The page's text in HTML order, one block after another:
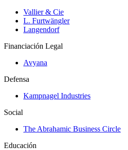
Vallier & Cie
L. Furtwängler
Langendorf
Financiación Legal
Avyana
Defensa
Kampnagel Industries
Social
The Abrahamic Business Circle
Educación